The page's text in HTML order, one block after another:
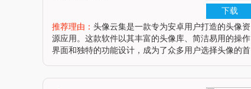
下载
推荐理由： 头像云集是一款专为安卓用户打造的头像资
源应用。这款软件以其丰富的头像库、简洁易用的操作
界面和独特的功能设计，成为了众多用户选择头像的首